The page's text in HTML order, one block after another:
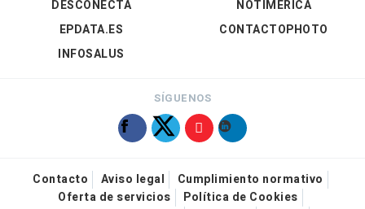
DESCONECTA
EPDATA.ES
INFOSALUS
NOTIMÉRICA
CONTACTOPHOTO
SÍGUENOS
Contacto Aviso legal
Cumplimiento normativo
Oferta de servicios
Política de Cookies